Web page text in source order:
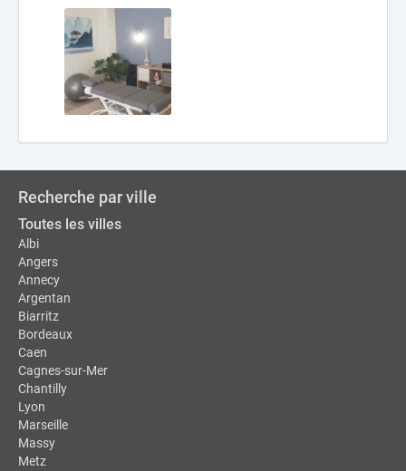
Recherche par ville
Toutes les villes
Albi
Angers
Annecy
Argentan
Biarritz
Bordeaux
Caen
Cagnes-sur-Mer
Chantilly
Lyon
Marseille
Massy
Metz